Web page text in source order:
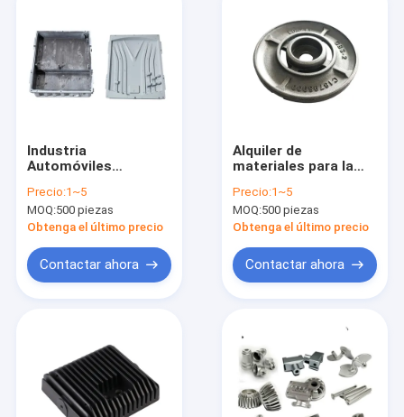
Productos
Los videos
Industria
Automóviles
a presión
Componentes de la
carcasa Color
Precio:1~5
MOQ:500 piezas
Obtenga el último precio
Contactar ahora
Alquiler de
materiales para la
aluminio industrial
Precio:1~5
MOQ:500 piezas
Obtenga el último precio
Contactar ahora